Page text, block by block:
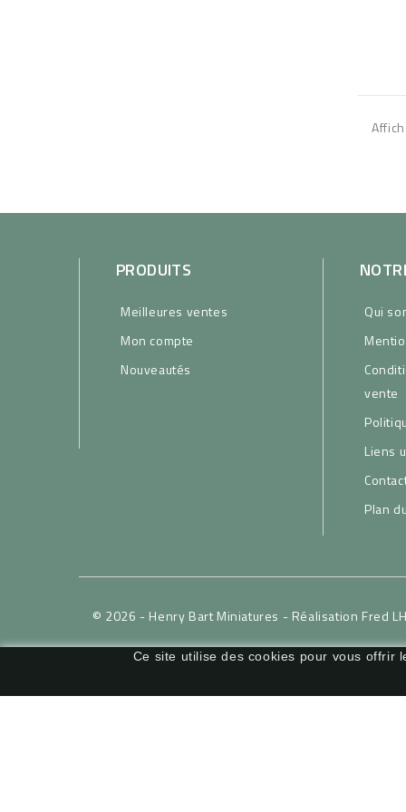
PRODUITS
Meilleures ventes
Mon compte
Nouveautés
Qui
vente
Liens
Plan
Ce site utilise des cookies pour vous offrir
© 2026 - Henry Bart Miniatures - Réalisation Fred